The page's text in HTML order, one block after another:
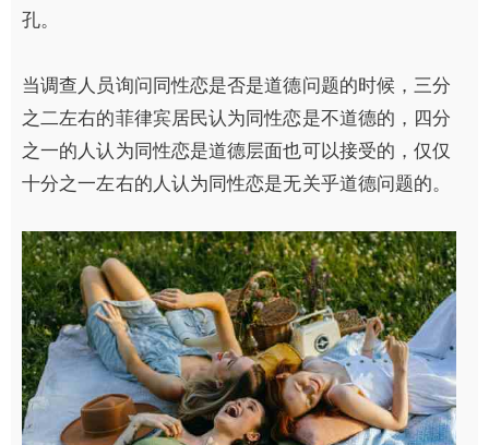
孔。
当调查人员询问同性恋是否是道德问题的时候，三分
之二左右的菲律宾居民认为同性恋是不道德的，四分
之一的人认为同性恋是道德层面也可以接受的，仅仅
十分之一左右的人认为同性恋是无关乎道德问题的。